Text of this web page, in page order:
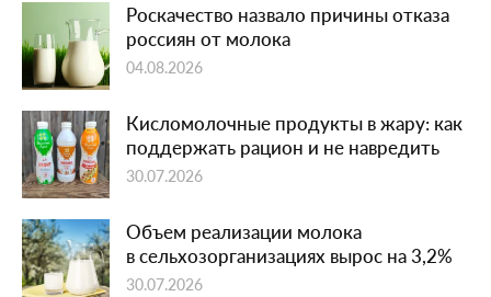
Роскачество назвало причины отказа
россиян от молока
04.08.2026
Кисломолочные продукты в жару: как
поддержать рацион и не навредить
30.07.2026
Объем реализации молока
в сельхозорганизациях вырос на 3,2%
30.07.2026